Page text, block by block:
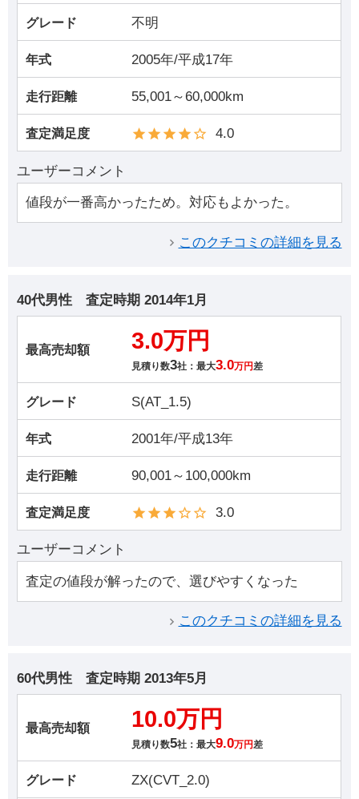
グレード 不明
年式 2005年/平成17年
走行距離 55,001～60,000km
査定満足度 4.0
ユーザーコメント
値段が一番高かったため。対応もよかった。
このクチコミの詳細を見る
40代男性 査定時期 2014年1月
最高売却額 3.0万円
見積り数3社：最大3.0万円差
グレード S(AT_1.5)
年式 2001年/平成13年
走行距離 90,001～100,000km
査定満足度 3.0
ユーザーコメント
査定の値段が解ったので、選びやすくなった
このクチコミの詳細を見る
60代男性 査定時期 2013年5月
最高売却額 10.0万円
見積り数5社：最大9.0万円差
グレード ZX(CVT_2.0)